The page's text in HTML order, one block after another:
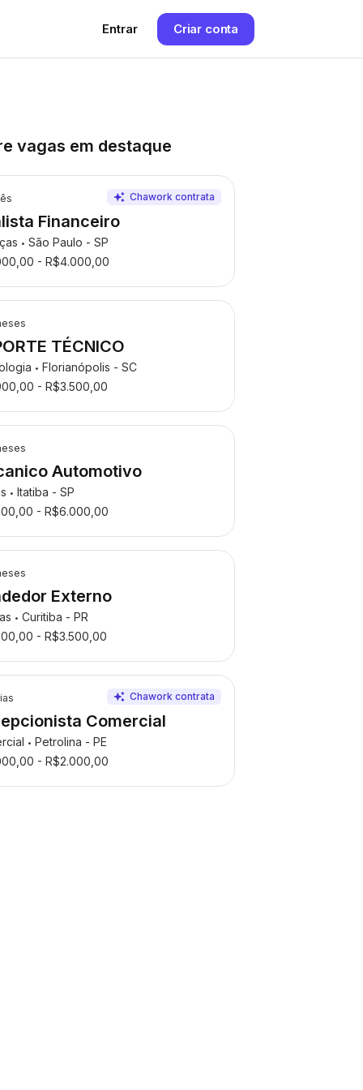
Entrar Criar conta
vagas em destaque
Financeiro
• São Paulo - SP
- R$4.000,00
TÉCNICO
• Florianópolis - SC
- R$3.500,00
Automotivo
• Itatiba - SP
- R$6.000,00
Externo
• Curitiba - PR
- R$3.500,00
Comercial
• Petrolina - PE
- R$2.000,00